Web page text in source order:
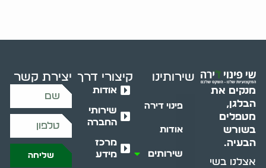
מנקים את
הבלגן,
מטפלים
בשורש
הבעיה.
אצלנו בשי
שירותינו
פינוי דירה
אודות
שירותים
קיצורי דרך
אודות
שירותי
החברה
מרכז
מידע
יצירת קשר
שליחה